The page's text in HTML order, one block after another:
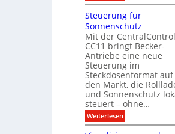
e
:
D
t
e
n
a
n
a
l
y
s
e
d
M
d
u
l
a
r
e
r
C
o
n
t
r
o
Steuerung für
Sonnenschutz
Mit der CentralControl
CC11 bringt Becker-
Antriebe eine neue
Steuerung im
Steckdosenformat auf
den Markt, die
und Sonnenschutz
steuert – ohne…
Weiterlesen:
S